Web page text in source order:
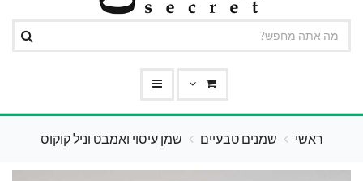
ראשי שמנים טבעיים שמן עיסוי ואמבט וניל קוקוס